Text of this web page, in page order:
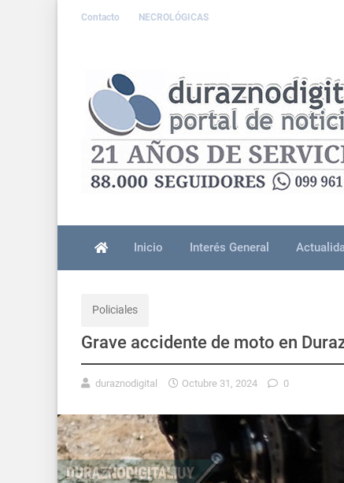
Contacto NECROLÓGICAS
Inicio Interés General
Policiales
Grave accidente de moto en
duraznodigital Octubre 31, 2024 0